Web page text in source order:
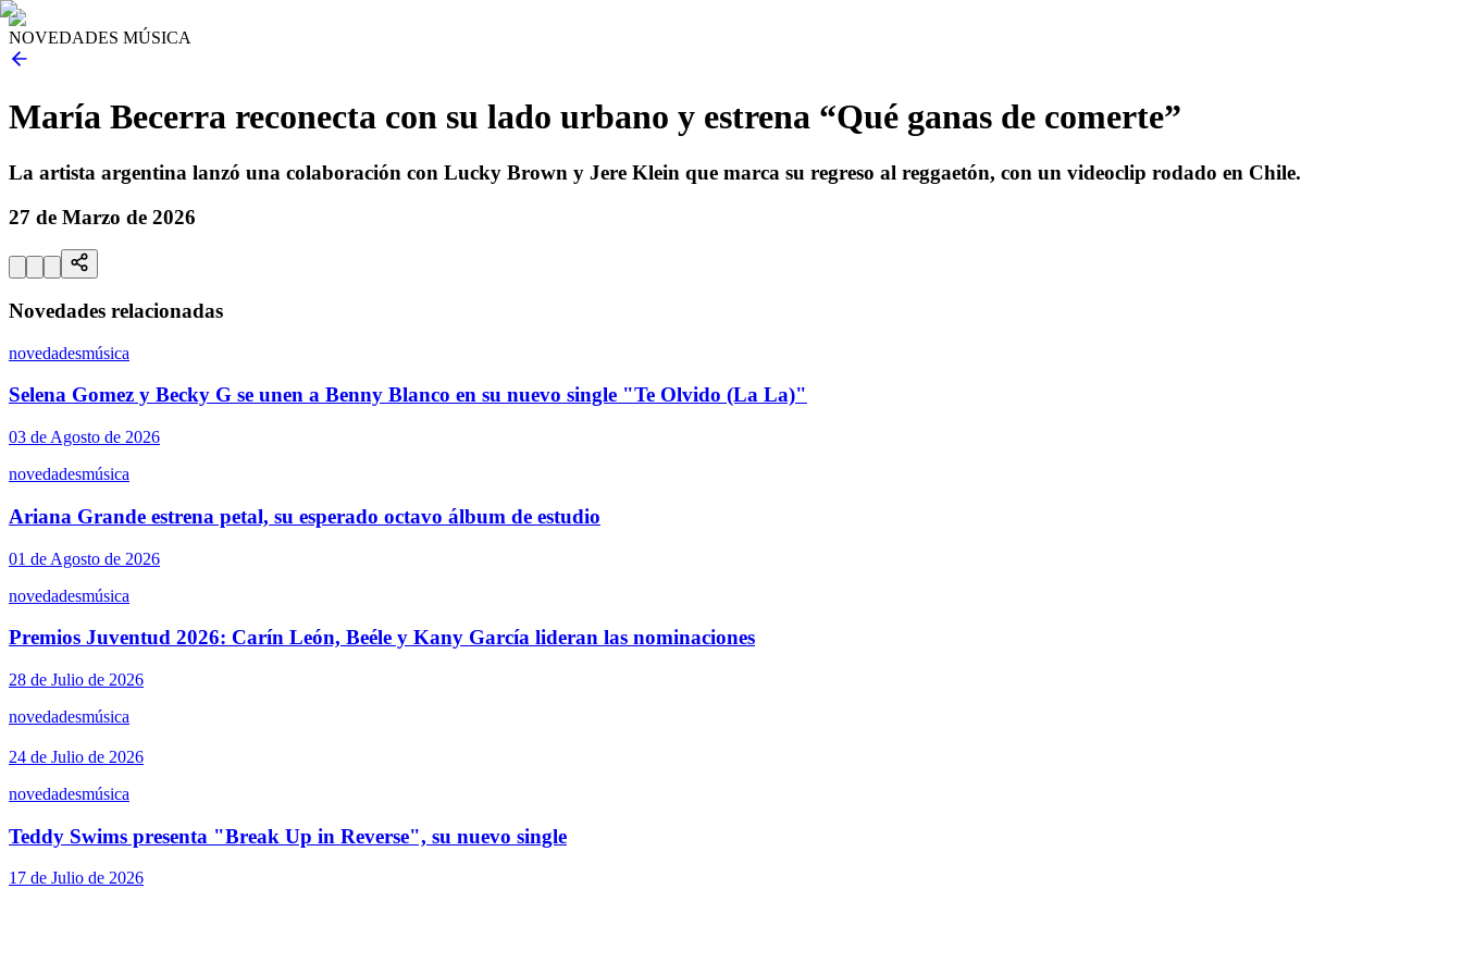
NOVEDADES MÚSICA
María Becerra reconecta con su lado urbano y estrena “Qué ganas de comerte”
La artista argentina lanzó una colaboración con Lucky Brown y Jere Klein que marca su regreso al reggaetón, con un videoclip rodado en Chile.
27 de Marzo de 2026
Novedades relacionadas
novedadesmúsica
Selena Gomez y Becky G se unen a Benny Blanco en su nuevo single "Te Olvido (La La)"
03 de Agosto de 2026
novedadesmúsica
Ariana Grande estrena petal, su esperado octavo álbum de estudio
01 de Agosto de 2026
novedadesmúsica
Premios Juventud 2026: Carín León, Beéle y Kany García lideran las nominaciones
28 de Julio de 2026
novedadesmúsica
24 de Julio de 2026
novedadesmúsica
Teddy Swims presenta "Break Up in Reverse", su nuevo single
17 de Julio de 2026